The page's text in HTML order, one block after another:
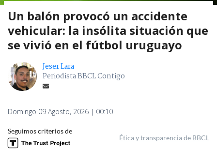
Un balón provocó un accidente
vehicular: la insólita situación que
se vivió en el fútbol uruguayo
Jeser Lara
Periodista BBCL Contigo
Domingo 09 Agosto, 2026 | 00:10
Seguimos criterios de
Ética y transparencia de BBCL